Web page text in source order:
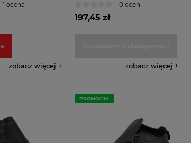
1 ocena
zobacz więcej
0 ocen
197,45 zł
zobacz więcej
PROMOCJA